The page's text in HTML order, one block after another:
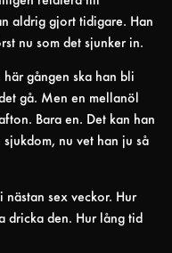
aldrig gjort tidigare. Han
nu som det sjunker in.
gången ska han bli
gå. Men en mellanöl
Bara en. Det kan han
nu vet han ju så
nästan sex veckor. Hur
dricka den. Hur lång tid